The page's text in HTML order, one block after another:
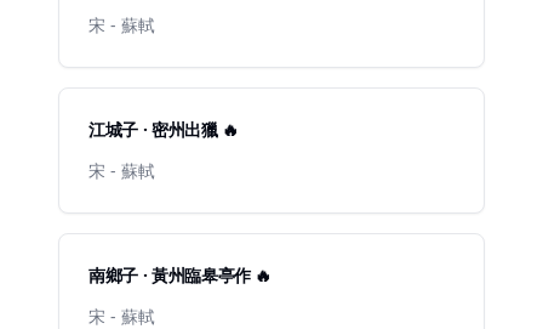
宋 - 蘇軾
江城子 · 密州出獵 🔥
宋 - 蘇軾
南鄉子 · 黃州臨皋亭作 🔥
宋 - 蘇軾